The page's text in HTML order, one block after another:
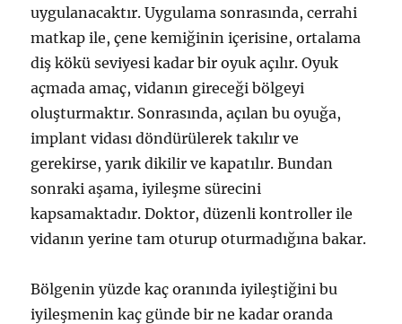
uygulanacaktır. Uygulama sonrasında, cerrahi
matkap ile, çene kemiğinin içerisine, ortalama
diş kökü seviyesi kadar bir oyuk açılır. Oyuk
açmada amaç, vidanın gireceği bölgeyi
oluşturmaktır. Sonrasında, açılan bu oyuğa,
implant vidası döndürülerek takılır ve
gerekirse, yarık dikilir ve kapatılır. Bundan
sonraki aşama, iyileşme sürecini
kapsamaktadır. Doktor, düzenli kontroller ile
vidanın yerine tam oturup oturmadığına bakar.
Bölgenin yüzde kaç oranında iyileştiğini bu
iyileşmenin kaç günde bir ne kadar oranda